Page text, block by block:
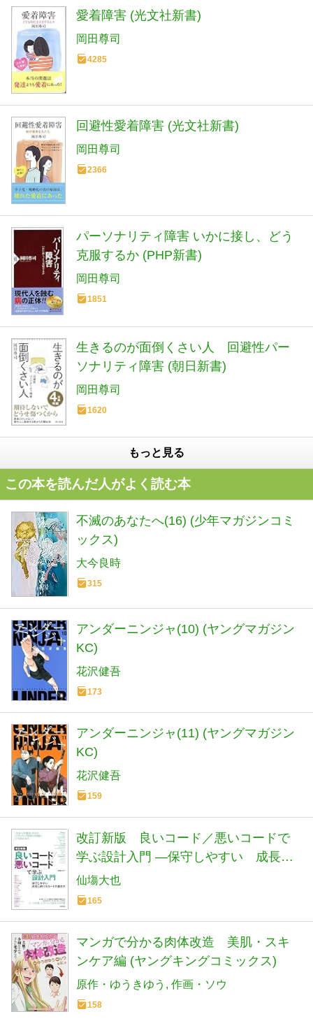
愛着障害 (光文社新書)
岡田尊司
4285
回避性愛着障害 (光文社新書)
岡田尊司
2366
パーソナリティ障害 いかに接し、どう
克服するか (PHP新書)
岡田尊司
1851
生きるのが面倒くさい人 回避性パー
ソナリティ障害 (朝日新書)
岡田尊司
1620
もっと見る
この本を読んだ人がよく読む本
不滅のあなたへ(16) (少年マガジンコミ
ックス)
大今良時
315
アンダーニンジャ(10) (ヤングマガジン
KC)
花沢健吾
173
アンダーニンジャ(11) (ヤングマガジン
KC)
花沢健吾
159
改訂新版 良いコード／悪いコードで
学ぶ設計入門 ―保守しやすい 成長し
続けるコードの書き方
仙塲大也
165
マンガで分かる肉体改造 美肌・スキ
ンケア編 (ヤングキングコミックス)
原作・ゆうきゆう 作画・ソウ
158